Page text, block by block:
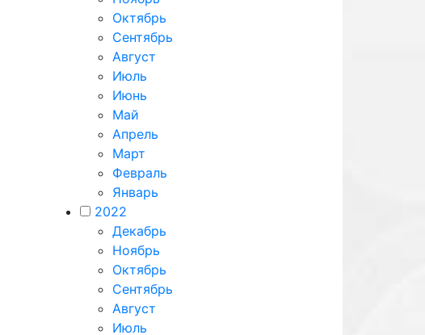
Октябрь
Сентябрь
Август
Июль
Июнь
Май
Апрель
Март
Февраль
Январь
2022
Декабрь
Ноябрь
Октябрь
Сентябрь
Август
Июль